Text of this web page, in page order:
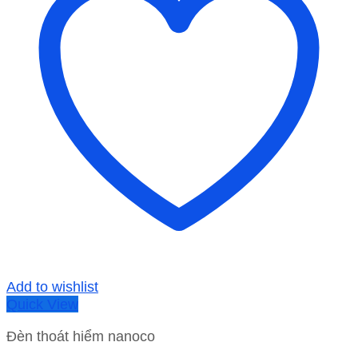
Add to wishlist
Quick View
Đèn thoát hiểm nanoco